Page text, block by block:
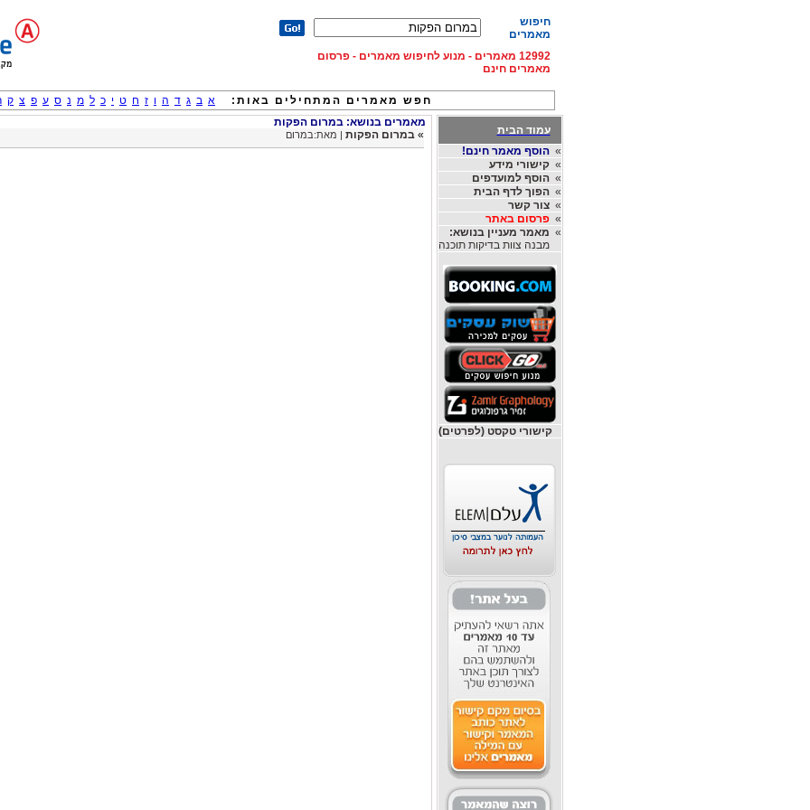
חיפוש
מאמרים
12992 מאמרים - מנוע לחיפוש מאמרים - פרסום
מאמרים חינם
חפש מאמרים המתחילים באות: א ב ג ד ה ו ז ח ט י כ ל מ נ ס ע פ צ ק
עמוד הבית
»הוסף מאמר חינם!
»קישורי מידע
»הוסף למועדפים
»הפוך לדף הבית
»צור קשר
»פרסום באתר
» מאמר מעניין בנושא:
מבנה צוות בדיקות תוכנה
קישורי טקסט (לפרטים)
מאמרים בנושא: במרום הפקות
» במרום הפקות | מאת:במרום